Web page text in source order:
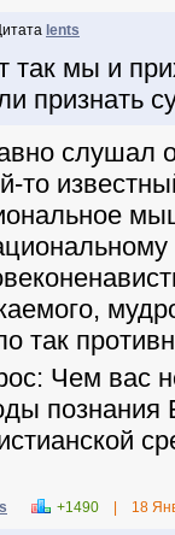
lents
так мы и
признать
слушал
то
так
Чем вас
познания
+1490 18